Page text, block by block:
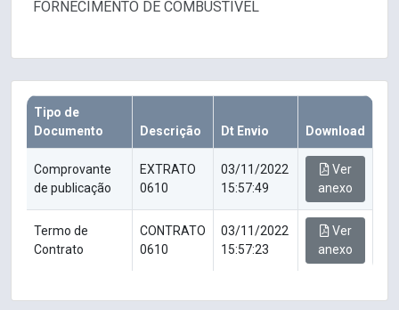
FORNECIMENTO DE COMBUSTÍVEL
Tipo de
Documento
Descrição Dt Envio Download
Comprovante
de publicação
EXTRATO
0610
03/11/2022
15:57:49
Ver
anexo
Termo de
Contrato
CONTRATO
0610
03/11/2022
15:57:23
Ver
anexo